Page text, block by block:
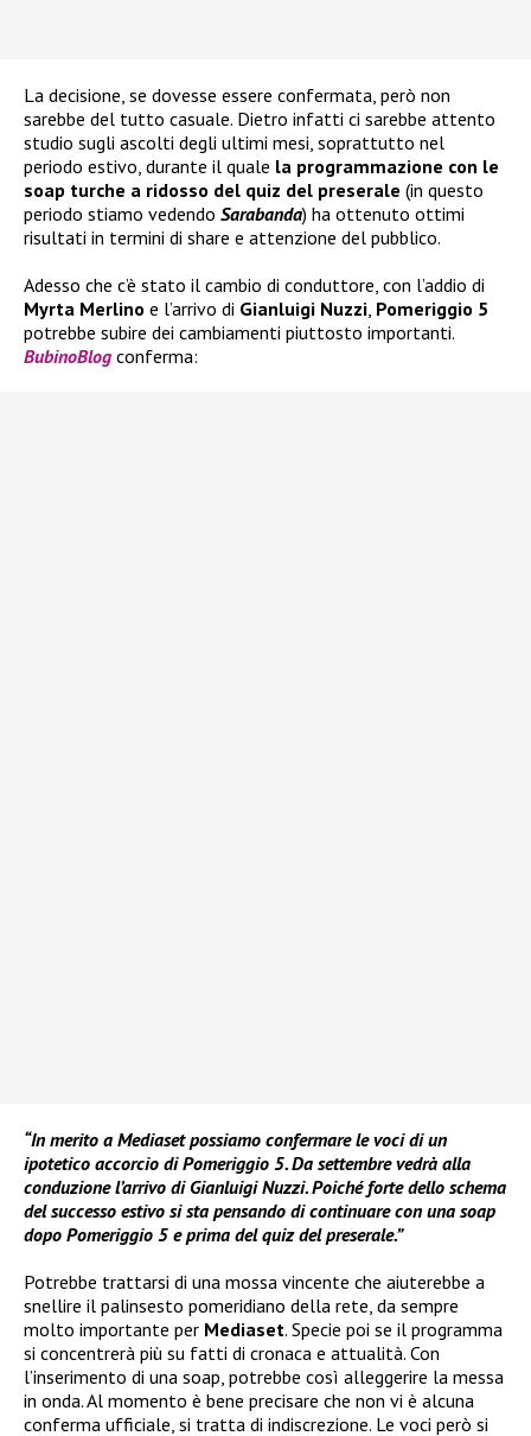
La decisione, se dovesse essere confermata, però non
sarebbe del tutto casuale. Dietro infatti ci sarebbe attento
studio sugli ascolti degli ultimi mesi, soprattutto nel
periodo estivo, durante il quale la programmazione con le
soap turche a ridosso del quiz del preserale (in questo
periodo stiamo vedendo Sarabanda) ha ottenuto ottimi
risultati in termini di share e attenzione del pubblico.
Adesso che c’è stato il cambio di conduttore, con l’addio di
Myrta Merlino e l’arrivo di Gianluigi Nuzzi Pomeriggio 5
potrebbe subire dei cambiamenti piuttosto importanti.
BubinoBlog conferma:
“In merito a Mediaset possiamo confermare le voci di un
ipotetico accorcio di Pomeriggio 5. Da settembre vedrà alla
conduzione l’arrivo di Gianluigi Nuzzi. Poiché forte dello schema
del successo estivo si sta pensando di continuare con una soap
dopo Pomeriggio 5 e prima del quiz del preserale.”
Potrebbe trattarsi di una mossa vincente che aiuterebbe a
snellire il palinsesto pomeridiano della rete, da sempre
molto importante per Mediaset. Specie poi se il programma
si concentrerà più su fatti di cronaca e attualità. Con
l’inserimento di una soap, potrebbe così alleggerire la messa
in onda. Al momento è bene precisare che non vi è alcuna
conferma ufficiale, si tratta di indiscrezione. Le voci però si